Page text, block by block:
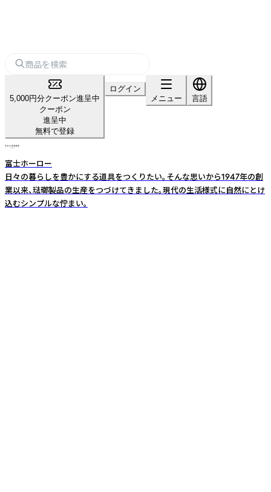
5,000円分クーポン進呈中
クーポン
進呈中
無料で登録
ログイン
メニュー
言語
富士ホーロー
日々の暮らしを豊かにする道具をつくりたい。そんな思いから1947年の創
業以来、琺瑯製品の生産をつづけてきました。現代の生活様式に自然にとけ
込むシンプルな佇まい。